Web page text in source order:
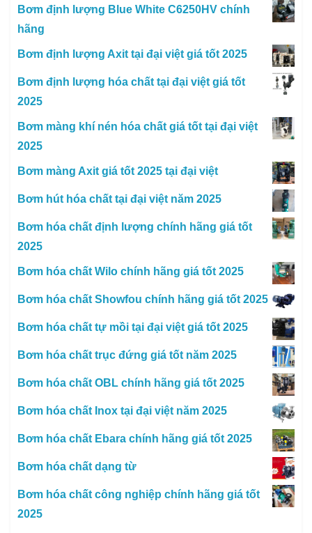
Bơm định lượng Blue White C6250HV chính
hãng
Bơm định lượng Axit tại đại việt giá tốt 2025
Bơm định lượng hóa chất tại đại việt giá tốt
2025
Bơm màng khí nén hóa chất giá tốt tại đại việt
2025
Bơm màng Axit giá tốt 2025 tại đại việt
Bơm hút hóa chất tại đại việt năm 2025
Bơm hóa chất định lượng chính hãng giá tốt
2025
Bơm hóa chất Wilo chính hãng giá tốt 2025
Bơm hóa chất Showfou chính hãng giá tốt 2025
Bơm hóa chất tự mồi tại đại việt giá tốt 2025
Bơm hóa chất trục đứng giá tốt năm 2025
Bơm hóa chất OBL chính hãng giá tốt 2025
Bơm hóa chất Inox tại đại việt năm 2025
Bơm hóa chất Ebara chính hãng giá tốt 2025
Bơm hóa chất dạng từ
Bơm hóa chất công nghiệp chính hãng giá tốt
2025